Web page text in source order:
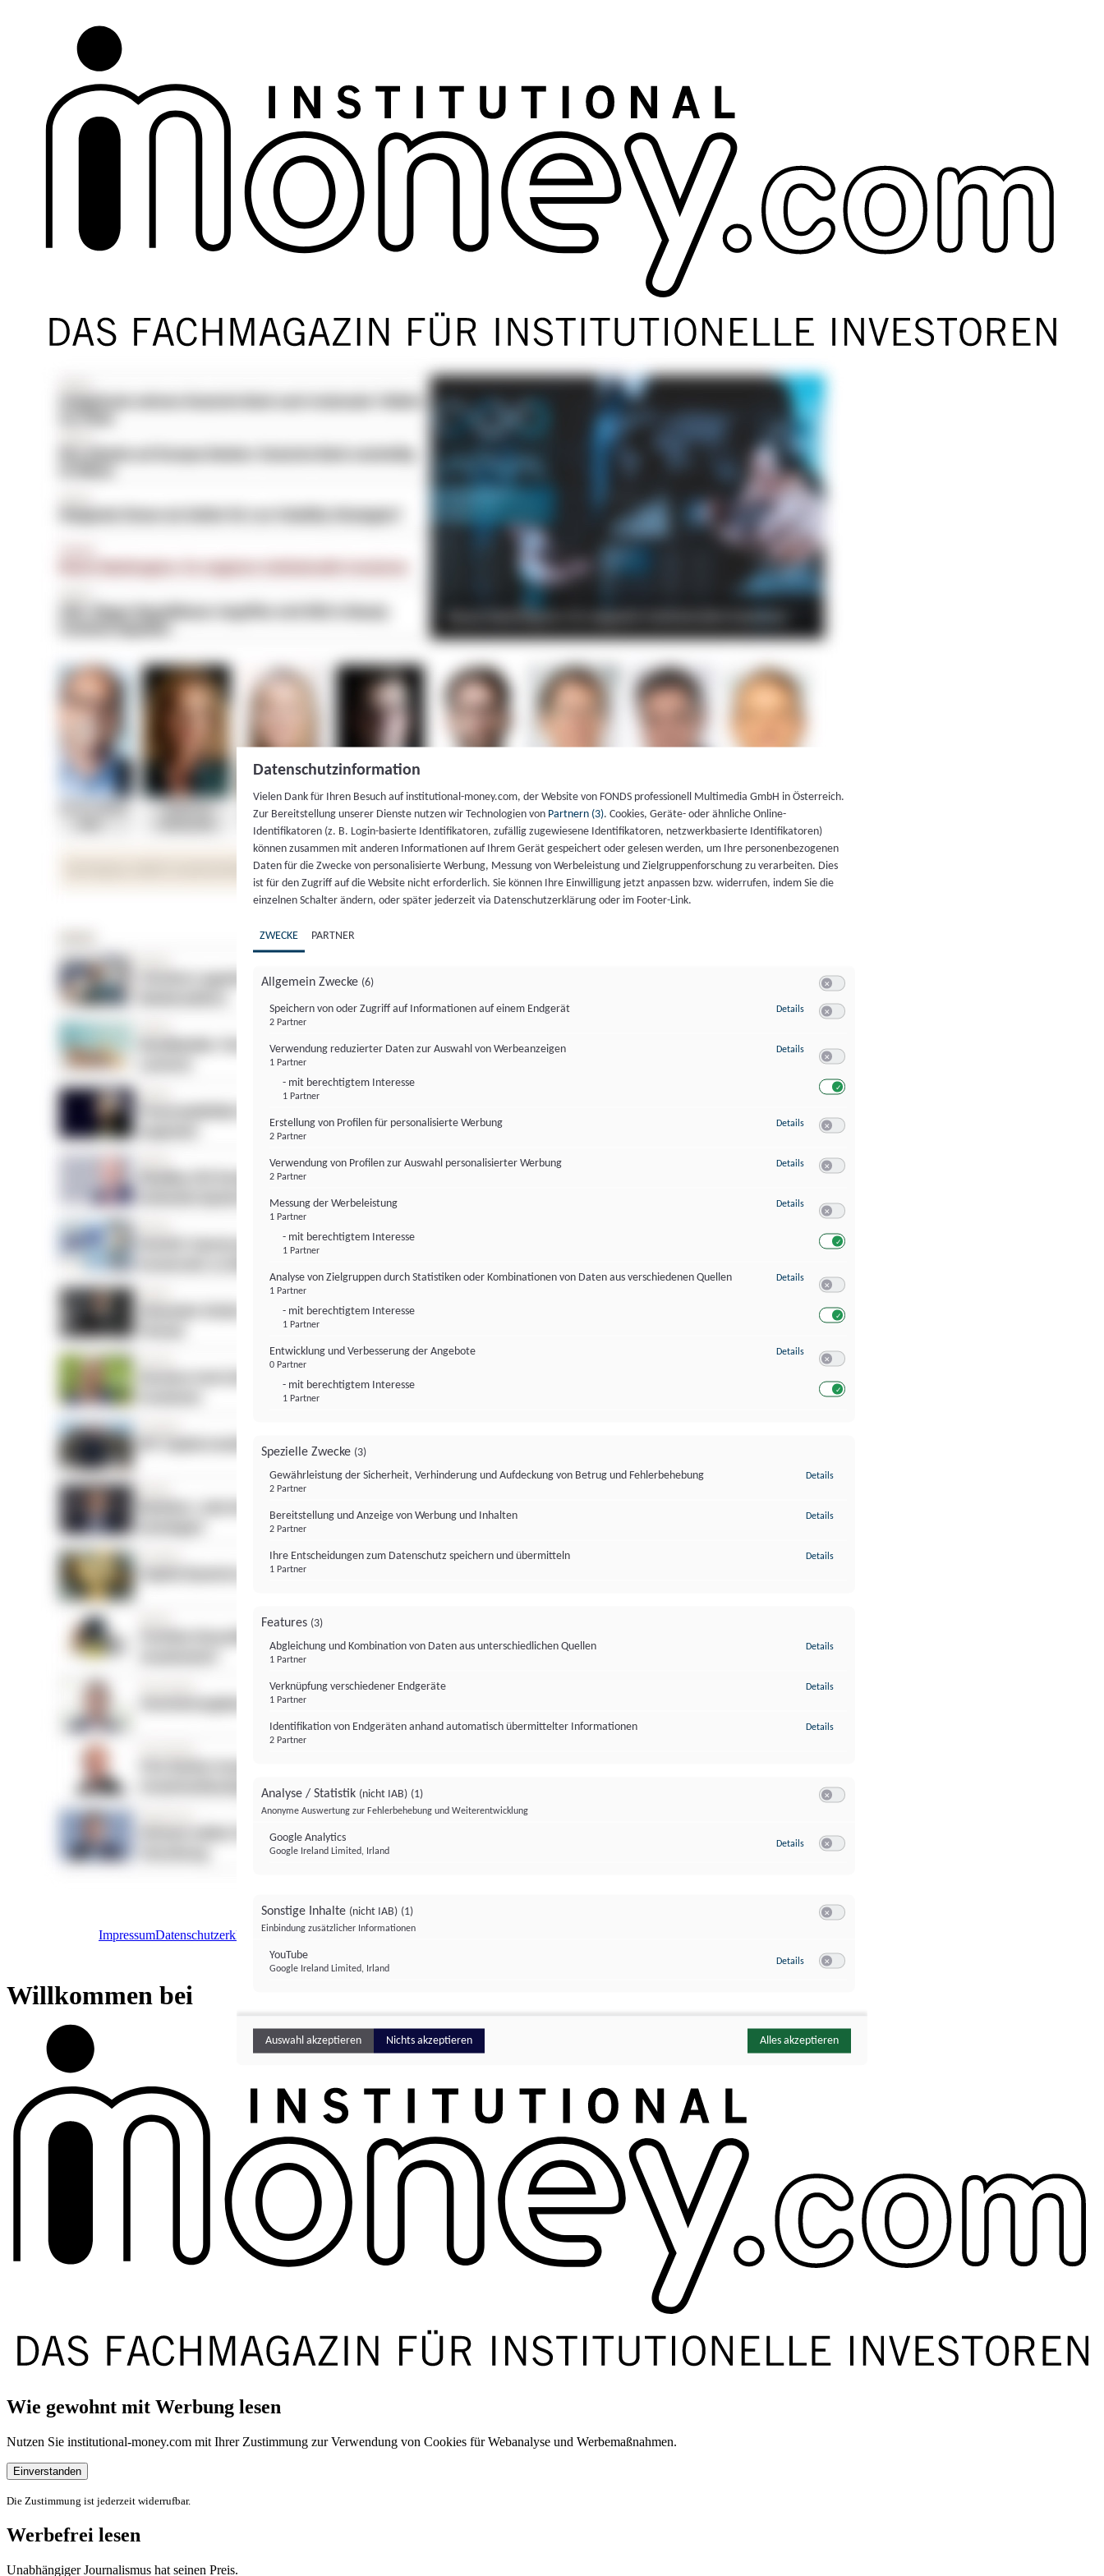
ImpressumDatenschutzerklärungDatenschutzeinstellungen
Willkommen bei
Wie gewohnt mit Werbung lesen
Nutzen Sie institutional-money.com mit Ihrer Zustimmung zur Verwendung von Cookies für Webanalyse und Werbemaßnahmen.
Einverstanden
Die Zustimmung ist jederzeit widerrufbar.
Werbefrei lesen
Unabhängiger Journalismus hat seinen Preis.
Datenschutzinformation
Vielen Dank für Ihren Besuch auf institutional-money.com, der Website von FONDS professionell Multimedia GmbH in Österreich.
Zur Bereitstellung unserer Dienste nutzen wir Technologien von Partnern (3). Cookies, Geräte- oder ähnliche Online-
Identifikatoren (z. B. Login-basierte Identifikatoren, zufällig zugewiesene Identifikatoren, netzwerkbasierte Identifikatoren)
können zusammen mit anderen Informationen auf Ihrem Gerät gespeichert oder gelesen werden, um Ihre personenbezogenen
Daten für die Zwecke von personalisierte Werbung, Messung von Werbeleistung und Zielgruppenforschung zu verarbeiten. Dies
ist für den Zugriff auf die Website nicht erforderlich. Sie können Ihre Einwilligung jetzt anpassen bzw. widerrufen, indem Sie die
einzelnen Schalter ändern, oder später jederzeit via Datenschutzerklärung oder im Footer-Link.
ZWECKE PARTNER
Allgemein Zwecke (6)
Speichern von oder Zugriff auf Informationen auf einem Endgerät
2 Partner
Details zu Speichern von oder Zugriff auf Informationen auf einem Endgerät
Verwendung reduzierter Daten zur Auswahl von Werbeanzeigen
1 Partner
- mit berechtigtem Interesse
1 Partner
Details zu Verwendung reduzierter Daten zur Auswahl von Werbeanzeigen
Erstellung von Profilen für personalisierte Werbung
2 Partner
Details zu Erstellung von Profilen für personalisierte Werbung
Verwendung von Profilen zur Auswahl personalisierter Werbung
2 Partner
Details zu Verwendung von Profilen zur Auswahl personalisierter Werbung
Messung der Werbeleistung
1 Partner
- mit berechtigtem Interesse
1 Partner
Details zu Messung der Werbeleistung
Analyse von Zielgruppen durch Statistiken oder Kombinationen von Daten aus verschiedenen Quellen
1 Partner
- mit berechtigtem Interesse
1 Partner
Details zu Analyse von Zielgruppen durch Statistiken oder Kombinationen von
Entwicklung und Verbesserung der Angebote
0 Partner
- mit berechtigtem Interesse
1 Partner
Details zu Entwicklung und Verbesserung der Angebote
Spezielle Zwecke (3)
Gewährleistung der Sicherheit, Verhinderung und Aufdeckung von Betrug und Fehlerbehebung
2 Partner
Details
Bereitstellung und Anzeige von Werbung und Inhalten
2 Partner
Details
Ihre Entscheidungen zum Datenschutz speichern und übermitteln
1 Partner
Details
Features (3)
Abgleichung und Kombination von Daten aus unterschiedlichen Quellen
1 Partner
Details
Verknüpfung verschiedener Endgeräte
1 Partner
Details
Identifikation von Endgeräten anhand automatisch übermittelter Informationen
2 Partner
Details
Analyse / Statistik (nicht IAB) (1)
Anonyme Auswertung zur Fehlerbehebung und Weiterentwicklung
Google Analytics
Google Ireland Limited, Irland
Details zu Google Analytics
Sonstige Inhalte (nicht IAB) (1)
Einbindung zusätzlicher Informationen
YouTube
Google Ireland Limited, Irland
Details zu YouTube
Auswahl akzeptieren Nichts akzeptieren Alles akzeptieren